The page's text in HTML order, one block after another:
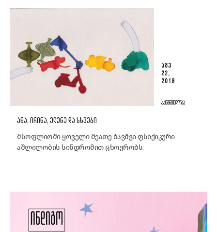
ᲐᲒᲕ
22,
2018
ᲯᲐᲜᲛᲠᲗᲔᲚᲝᲑᲐ
ᲐᲜᲐ, ᲘᲠᲘᲜᲐ, ᲔᲚᲔᲜᲔ ᲓᲐ ᲡᲮᲕᲔᲑᲘ
მსოფლიოში ყოველი მეათე ბავშვი ფსიქიკური
აშლილობის სინდრომით ცხოვრობს.